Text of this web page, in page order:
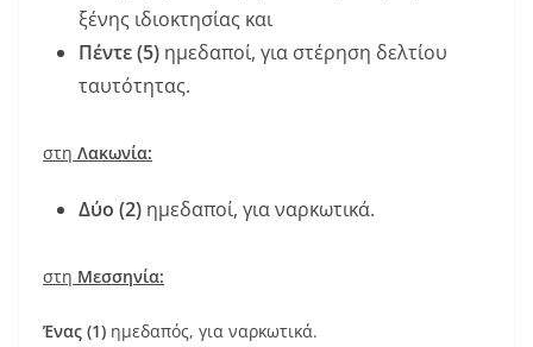
ξένης ιδιοκτησίας και
Πέντε (5) ημεδαποί, για στέρηση δελτίου
ταυτότητας.
στη Λακωνία:
Δύο (2) ημεδαποί, για ναρκωτικά.
στη Μεσσηνία:
Ένας (1) ημεδαπός, για ναρκωτικά.